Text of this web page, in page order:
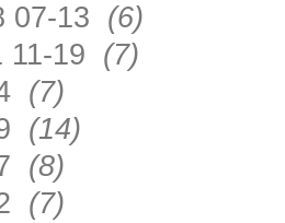
07-13 (6)
11-19 (7)
(7)
(14)
(8)
(7)